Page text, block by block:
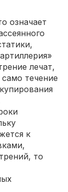
означает
лечат,
течение
к
то